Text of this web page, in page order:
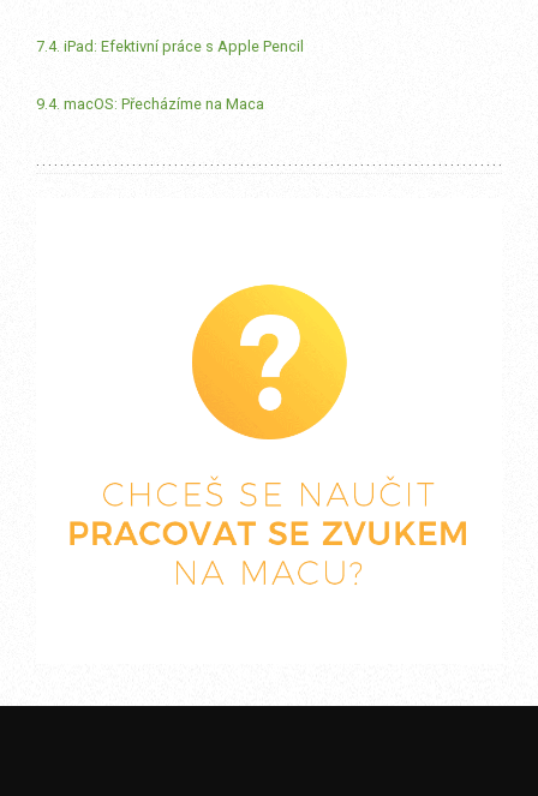
7.4. iPad: Efektivní práce s Apple Pencil
9.4. macOS: Přecházíme na Maca